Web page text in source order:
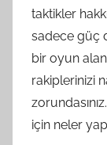
taktikler
sadece güç
bir oyun
rakiplerinizi
için neler